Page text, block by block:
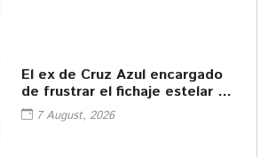
El ex de Cruz Azul encargado
de frustrar el fichaje estelar de
América
7 August, 2026